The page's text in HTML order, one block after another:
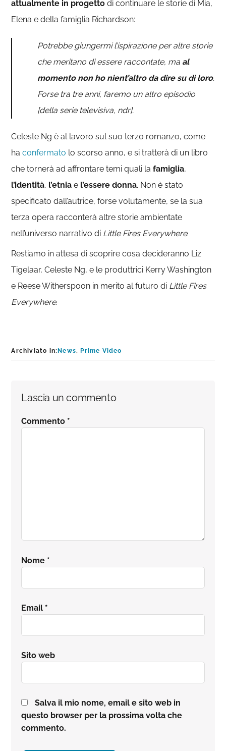
attualmente in progetto di continuare le storie di Mia,
Elena e della famiglia Richardson:
Potrebbe giungermi l’ispirazione per altre storie
che meritano di essere raccontate, ma al
momento non ho nient’altro da dire su di loro.
Forse tra tre anni, faremo un altro episodio
[della serie televisiva, ndr].
Celeste Ng è al lavoro sul suo terzo romanzo, come
haconfermato lo scorso anno, e si tratterà di un libro
che tornerà ad affrontare temi quali lafamiglia,
l’identità, l’etnia e l’essere donna. Non è stato
specificato dall’autrice, forse volutamente, se la sua
terza opera racconterà altre storie ambientate
nell’universo narrativo di Little Fires Everywhere.
Restiamo in attesa di scoprire cosa decideranno Liz
Tigelaar, Celeste Ng, e le produttrici Kerry Washington
e Reese Witherspoon in merito al futuro di Little Fires
Everywhere.
Archiviato in: News, Prime Video
Interazioni
del
Lascia un commento
Commento *
Nome *
Email *
Sito web
Salva il mio nome, email e sito web in
questo browser per la prossima volta che
commento.